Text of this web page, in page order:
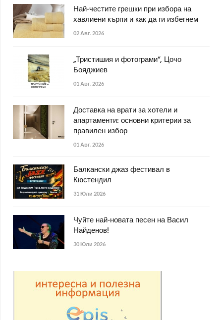
Най-честите грешки при избора на
хавлиени кърпи и как да ги избегнем
02 Авг. 2026
„Тристишия и фотограми“, Цочо
Бояджиев
01 Авг. 2026
Доставка на врати за хотели и
апартаменти: основни критерии за
правилен избор
01 Авг. 2026
Балкански джаз фестивал в
Кюстендил
31 Юли 2026
Чуйте най-новата песен на Васил
Найденов!
30 Юли 2026